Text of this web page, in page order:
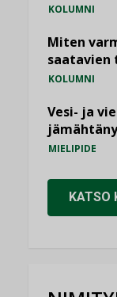
KOLUMNI
Miten
saatavien
KOLUMNI
Vesi- ja
MIELIPIDE
KATSO